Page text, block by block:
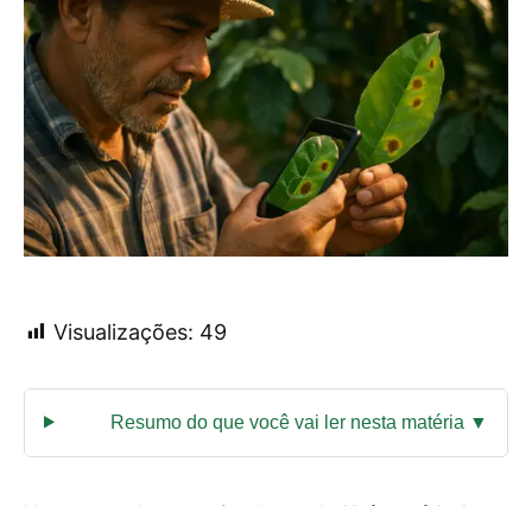
Visualizações: 49